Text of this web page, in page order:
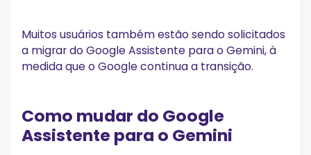
Muitos usuários também estão sendo solicitados
a migrar do Google Assistente para o Gemini, à
medida que o Google continua a transição.
Como mudar do Google
Assistente para o Gemini